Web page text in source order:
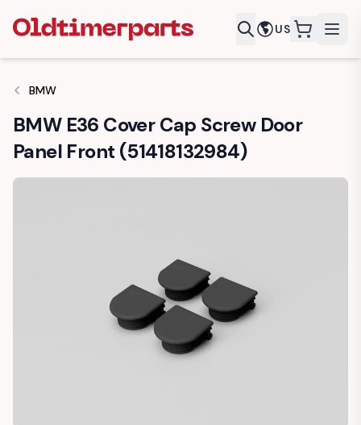
US
BMW
BMW E36 Cover Cap Screw Door
Panel Front (51418132984)